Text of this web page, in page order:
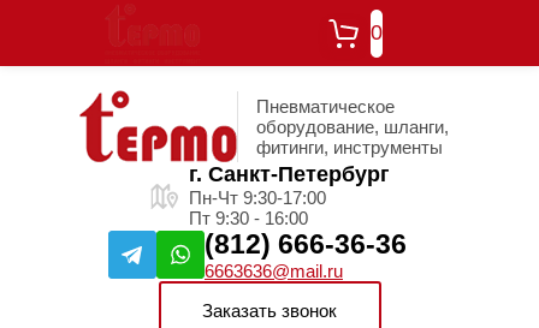
0
Пневматическое
оборудование, шланги,
фитинги, инструменты
г. Санкт-Петербург
Пн-Чт 9:30-17:00
Пт 9:30 - 16:00
(812) 666-36-36
6663636@mail.ru
Заказать звонок